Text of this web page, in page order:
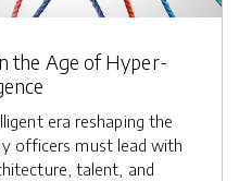
the Age of Hyper-
era reshaping the
officers must lead with
talent, and